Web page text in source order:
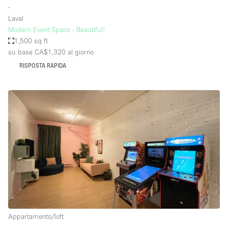
∙
Laval
Modern Event Space - Beautiful!
1,500 sq ft
su base CA$1,320 al giorno
RISPOSTA RAPIDA
Appartamento/loft